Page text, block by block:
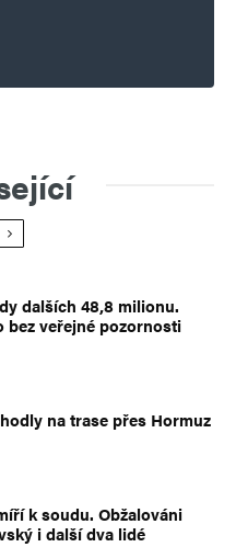
dalších 48,8 milionu.
bez veřejné pozornosti
na trase přes Hormuz
k soudu. Obžalováni
i další dva lidé